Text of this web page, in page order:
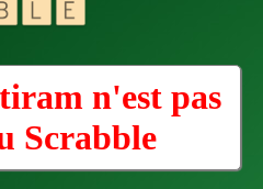
n'est pas
Scrabble